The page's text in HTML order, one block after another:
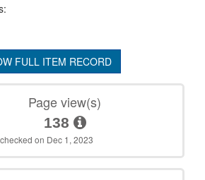
FULL ITEM RECORD
Page view(s)
138
checked on Dec 1, 2023